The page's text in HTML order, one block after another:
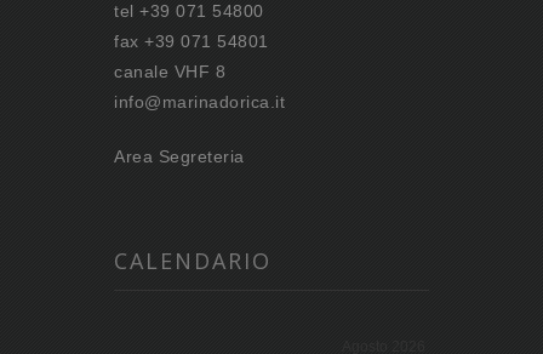
tel +39 071 54800
fax +39 071 54801
canale VHF 8
info@marinadorica.it
Area Segreteria
CALENDARIO